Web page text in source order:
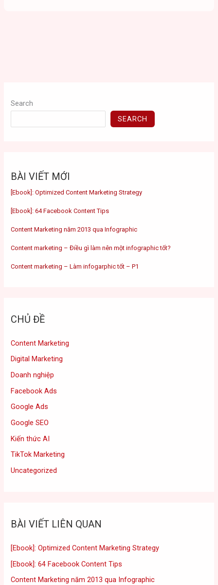
Search
SEARCH
BÀI VIẾT MỚI
[Ebook]: Optimized Content Marketing Strategy
[Ebook]: 64 Facebook Content Tips
Content Marketing năm 2013 qua Infographic
Content marketing – Điều gì làm nên một infographic tốt?
Content marketing – Làm infogarphic tốt – P1
CHỦ ĐỀ
Content Marketing
Digital Marketing
Doanh nghiệp
Facebook Ads
Google Ads
Google SEO
Kiến thức AI
TikTok Marketing
Uncategorized
BÀI VIẾT LIÊN QUAN
[Ebook]: Optimized Content Marketing Strategy
[Ebook]: 64 Facebook Content Tips
Content Marketing năm 2013 qua Infographic